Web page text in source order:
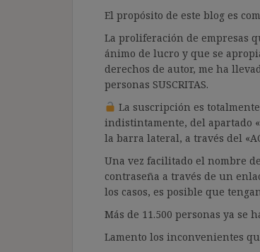
El propósito de este blog es
La proliferación de empresas
ánimo de lucro y que se
derechos de autor, me ha
personas SUSCRITAS.
La suscripción es
indistintamente, del apartado
la barra lateral, a través del
Una vez facilitado el nombre
contraseña a través de un
los casos, es posible que
Más de 11.500 personas ya se
Lamento los inconvenientes